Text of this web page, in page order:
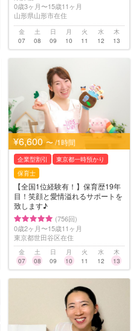
0歳3ヶ月〜15歳11ヶ月
山形県山形市在住
金
07
土
08
日
09
月
10
火
11
水
12
木
13
¥6,600 〜 /1時間
企業型割引
東京都一時預かり
保育士
【全国1位経験有！】保育歴19年
目！笑顔と愛情溢れるサポートを
致します♪
(756回)
0歳2ヶ月〜15歳11ヶ月
東京都世田谷区在住
金
07
土
08
日
09
月
10
火
11
水
12
木
13